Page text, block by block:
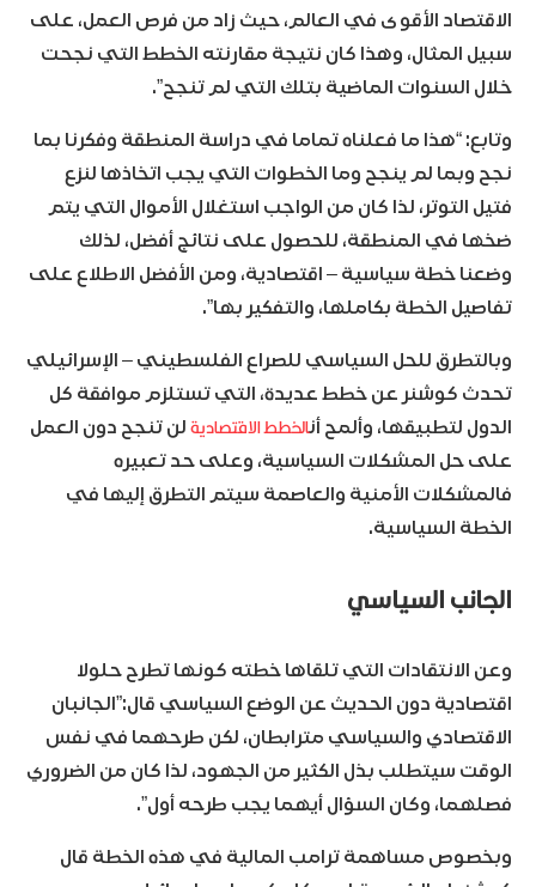
الاقتصاد الأقوى في العالم، حيث زاد من فرص العمل، على
سبيل المثال، وهذا كان نتيجة مقارنته الخطط التي نجحت
خلال السنوات الماضية بتلك التي لم تنجح”.
وتابع: “هذا ما فعلناه تماما في دراسة المنطقة وفكرنا بما
نجح وبما لم ينجح وما الخطوات التي يجب اتخاذها لنزع
فتيل التوتر، لذا كان من الواجب استغلال الأموال التي يتم
ضخها في المنطقة، للحصول على نتائج أفضل، لذلك
وضعنا خطة سياسية – اقتصادية، ومن الأفضل الاطلاع على
تفاصيل الخطة بكاملها، والتفكير بها”.
وبالتطرق للحل السياسي للصراع الفلسطيني – الإسرائيلي
تحدث كوشنر عن خطط عديدة، التي تستلزم موافقة كل
الدول لتطبيقها، وألمح أنالخطط الاقتصادية لن تنجح دون العمل
على حل المشكلات السياسية، وعلى حد تعبيره
فالمشكلات الأمنية والعاصمة سيتم التطرق إليها في
الخطة السياسية.
الجانب السياسي
وعن الانتقادات التي تلقاها خطته كونها تطرح حلولا
اقتصادية دون الحديث عن الوضع السياسي قال:”الجانبان
الاقتصادي والسياسي مترابطان، لكن طرحهما في نفس
الوقت سيتطلب بذل الكثير من الجهود، لذا كان من الضروري
فصلهما، وكان السؤال أيهما يجب طرحه أول”.
وبخصوص مساهمة ترامب المالية في هذه الخطة قال